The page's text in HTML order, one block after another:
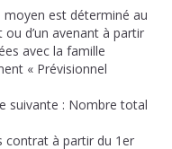
moyen est déterminé au
d’un avenant à partir
avec la famille
« Prévisionnel
suivante : Nombre total
contrat à partir du 1er